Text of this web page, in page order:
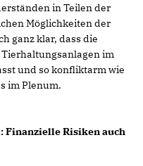
in Teilen der
Möglichkeiten der
ganz klar, dass die
im
und so konfliktarm wie
im Plenum.
Finanzielle Risiken auch